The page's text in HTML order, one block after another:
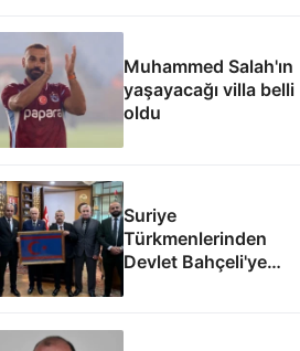
Muhammed Salah'ın
yaşayacağı villa belli
oldu
Suriye
Türkmenlerinden
Devlet Bahçeli'ye
yapılanma gündemi